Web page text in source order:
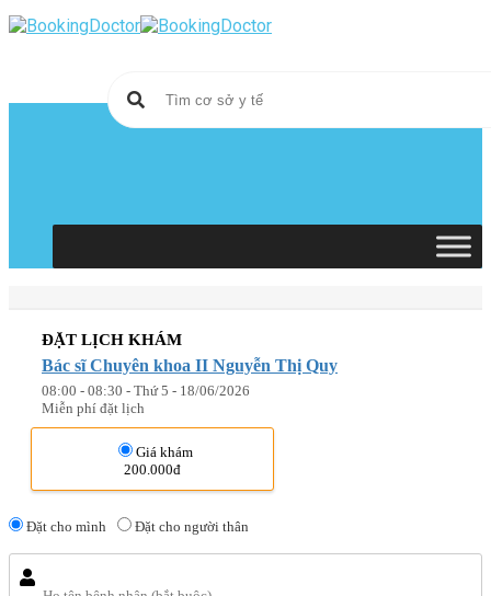
Skip
to
ĐẶT LỊCH KHÁM
Bác sĩ Chuyên khoa II Nguyễn Thị Quy
08:00 - 08:30 - Thứ 5 - 18/06/2026
Miễn phí đặt lịch
Giá khám
200.000đ
Đặt cho mình Đặt cho người thân